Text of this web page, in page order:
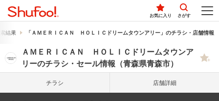
お気に入り さがす
結果 「ＡＭＥＲＩＣＡＮ ＨＯＬＩＣドリームタウンアリー」のチラシ・店舗情報
ＡＭＥＲＩＣＡＮ ＨＯＬＩＣドリームタウンア
リーのチラシ・セール情報（青森県青森市）
チラシ 店舗詳細